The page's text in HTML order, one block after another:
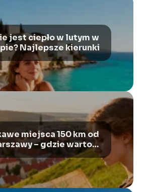
jest ciepło w lutym w
Najlepsze kierunki
miejsca 150 km od
– gdzie warto
pojechać?